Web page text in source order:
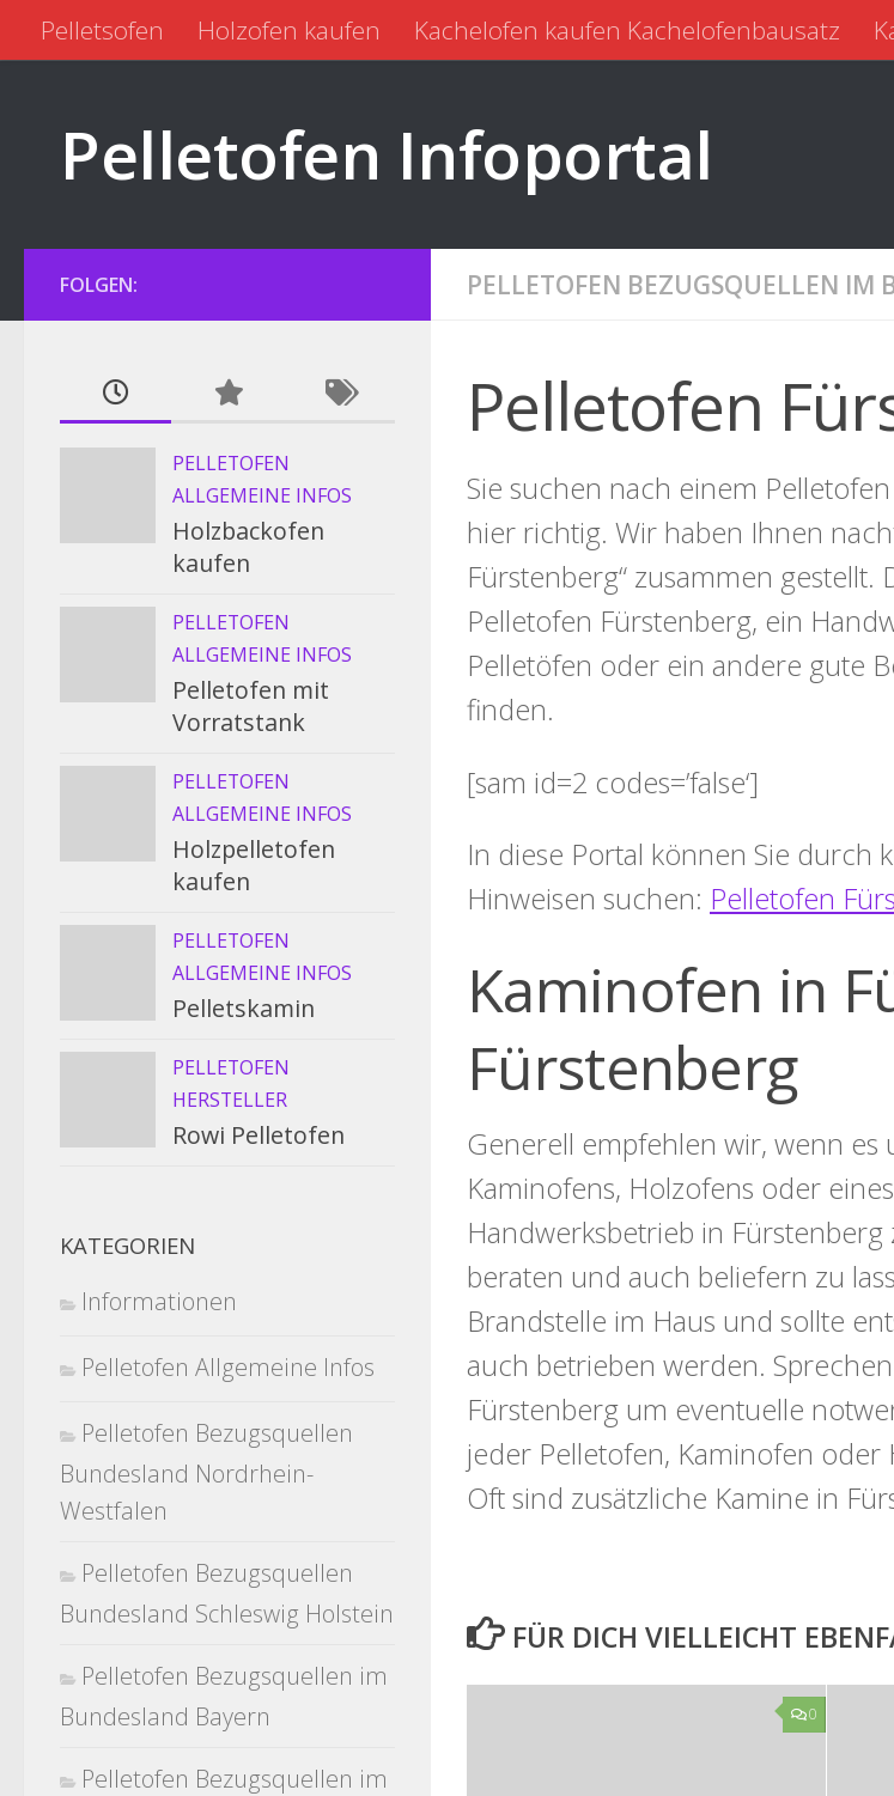
Zum Inhalt springen
Pelletsofen Holzofen kaufen Kachelofen kaufen Kachelofenbausatz
Pelletofen Infoportal
PELLETOFEN BEZUGSQUELLEN IM
Pelletofen
Sie suchen nach einem
hier richtig. Wir haben Ihnen
Fürstenberg“ zusammen
Pelletofen Fürstenberg, ein
Pelletöfen oder ein andere gute
finden.
[sam id=2 codes=’false‘]
In diese Portal können Sie durch
Hinweisen suchen: Pelletofen
Kaminofen in
Fürstenberg
Generell empfehlen wir, wenn es
Kaminofens, Holzofens oder
Handwerksbetrieb in
beraten und auch beliefern zu
Brandstelle im Haus und sollte
auch betrieben werden.
Fürstenberg um eventuelle
jeder Pelletofen, Kaminofen
Oft sind zusätzliche Kamine in
FÜR DICH VIELLEICHT
0
FOLGEN:
PELLETOFEN
ALLGEMEINE INFOS
Holzbackofen
kaufen
PELLETOFEN
ALLGEMEINE INFOS
Pelletofen mit
Vorratstank
PELLETOFEN
ALLGEMEINE INFOS
Holzpelletofen
kaufen
PELLETOFEN
ALLGEMEINE INFOS
Pelletskamin
PELLETOFEN
HERSTELLER
Rowi Pelletofen
KATEGORIEN
Informationen
Pelletofen Allgemeine Infos
Pelletofen Bezugsquellen
Bundesland Nordrhein-
Westfalen
Pelletofen Bezugsquellen
Bundesland Schleswig Holstein
Pelletofen Bezugsquellen im
Bundesland Bayern
Pelletofen Bezugsquellen im